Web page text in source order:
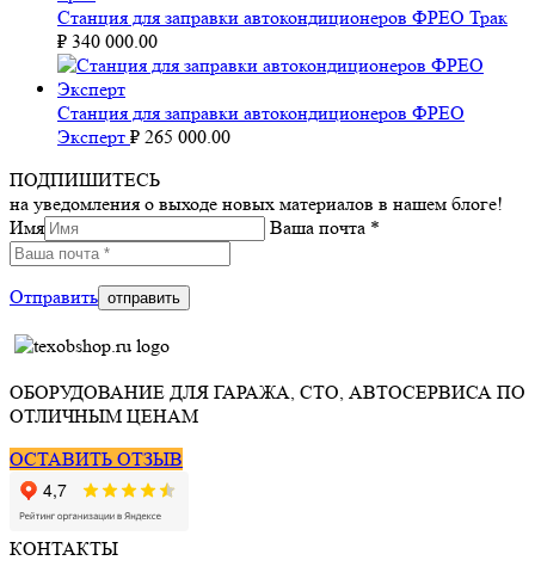
Станция для заправки автокондиционеров ФРЕО Трак
₽ 340 000.00
Станция для заправки автокондиционеров ФРЕО
Эксперт ₽ 265 000.00
ПОДПИШИТЕСЬ
на уведомления о выходе новых материалов в нашем блоге!
Имя
Ваша почта *
Отправить
ОБОРУДОВАНИЕ ДЛЯ ГАРАЖА, СТО, АВТОСЕРВИСА ПО
ОТЛИЧНЫМ ЦЕНАМ
ОСТАВИТЬ ОТЗЫВ
КОНТАКТЫ